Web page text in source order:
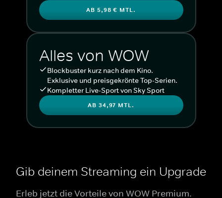
AB 5,98 € MTL.
Alles von WOW
Blockbuster kurz nach dem Kino.
Exklusive und preisgekrönte Top-Serien.
Kompletter Live-Sport von Sky Sport
AB 34,97 MTL.
Gib deinem Streaming ein Upgrade
Erleb jetzt die Vorteile von WOW Premium.